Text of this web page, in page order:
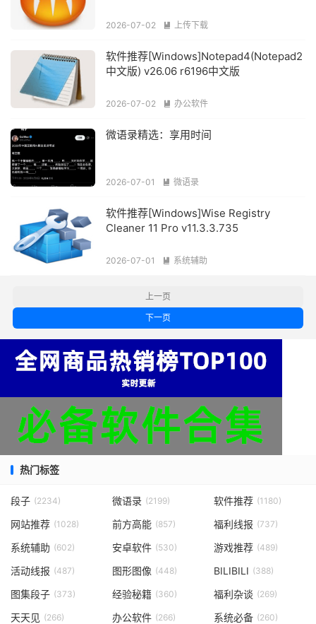
2026-07-02  上传下载
软件推荐[Windows]Notepad4(Notepad2
中文版) v26.06 r6196中文版
2026-07-02  办公软件
微语录精选：享用时间
2026-07-01  微语录
软件推荐[Windows]Wise Registry
Cleaner 11 Pro v11.3.3.735
2026-07-01  系统辅助
上一页
下一页
热门标签
段子 (2234) 微语录 (2199) 软件推荐 (1180)
网站推荐 (1028) 前方高能 (857) 福利线报 (737)
系统辅助 (602) 安卓软件 (530) 游戏推荐 (489)
活动线报 (487) 图形图像 (448) BILIBILI (388)
图集段子 (373) 经验秘籍 (360) 福利杂谈 (269)
天天见 (266) 办公软件 (266) 系统必备 (260)